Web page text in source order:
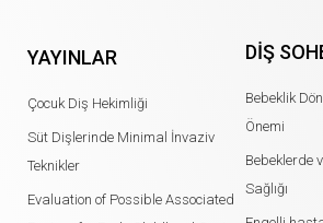
YAYINLAR
Çocuk Diş Hekimliği
Süt Dişlerinde Minimal İnvaziv
Teknikler
Evaluation of Possible Associated
DIŞ
Bebeklik
Önemi
Bebeklerde
Sağlığı